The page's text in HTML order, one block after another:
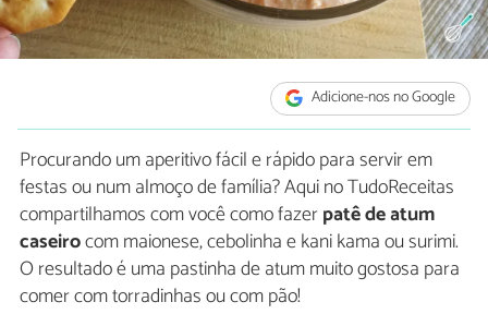
Adicione-nos no Google
Procurando um aperitivo fácil e rápido para servir em
festas ou num almoço de família? Aqui no TudoReceitas
compartilhamos com você como fazerpatê de atum
caseirocom maionese, cebolinha e kani kama ou surimi.
O resultado é uma pastinha de atum muito gostosa para
comer com torradinhas ou com pão!